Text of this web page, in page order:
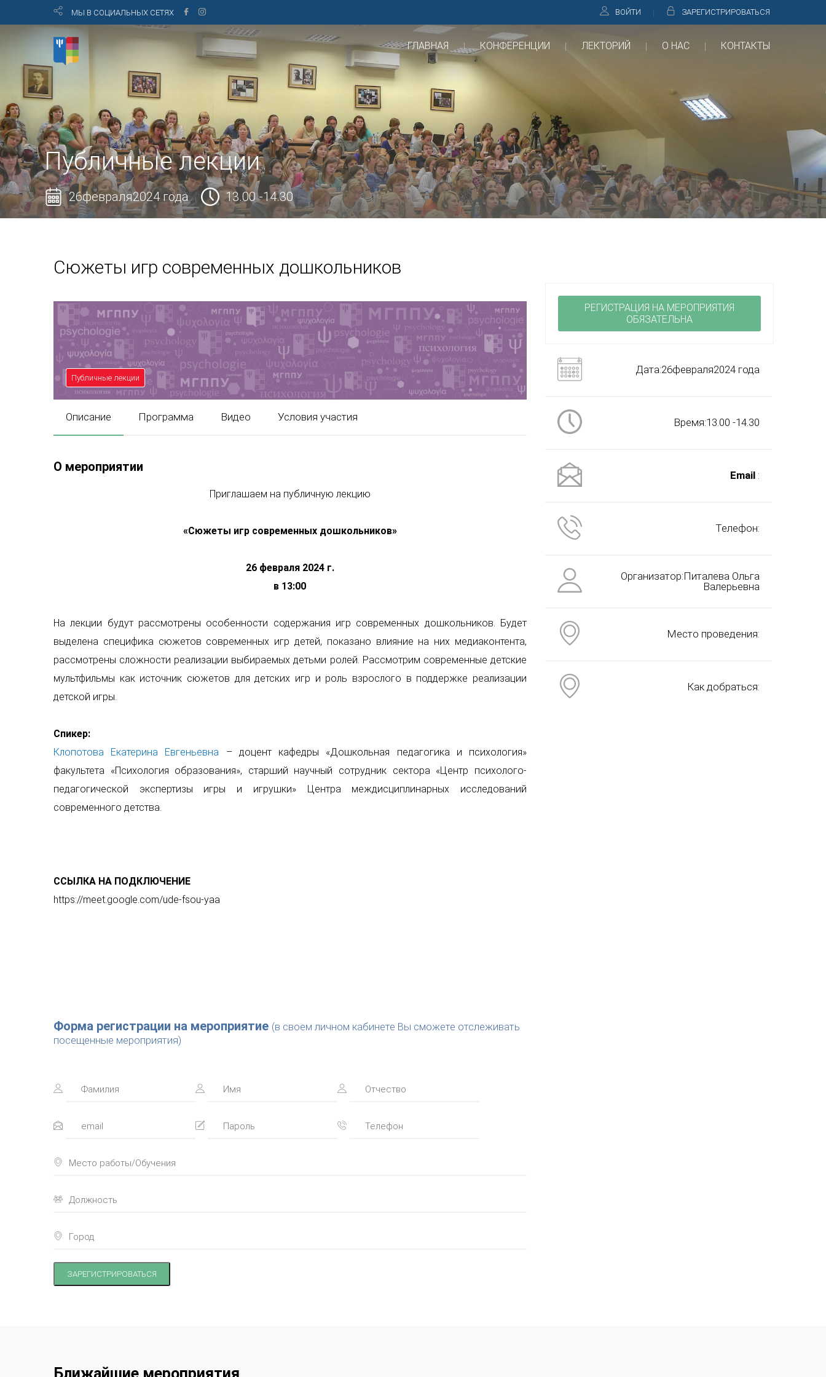
МЫ В СОЦИАЛЬНЫХ СЕТЯХ ВОЙТИ ЗАРЕГИСТРИРОВАТЬСЯ
ГЛАВНАЯ КОНФЕРЕНЦИИ ЛЕКТОРИЙ О НАС КОНТАКТЫ
Публичные лекции
26февраля2024 года 13.00 -14.30
Сюжеты игр современных дошкольников
Публичные лекции
Описание Программа Видео Условия участия
О мероприятии
Приглашаем на публичную лекцию
«Сюжеты игр современных дошкольников»
26 февраля 2024 г.
в 13:00
На лекции будут рассмотрены особенности содержания игр современных дошкольников. Будет
выделена специфика сюжетов современных игр детей, показано влияние на них медиаконтента,
рассмотрены сложности реализации выбираемых детьми ролей. Рассмотрим современные детские
мультфильмы как источник сюжетов для детских игр и роль взрослого в поддержке реализации
детской игры.
Спикер:
Клопотова Екатерина Евгеньевна
– доцент кафедры «Дошкольная педагогика и психология»
факультета «Психология образования», старший научный сотрудник сектора «Центр психолого-
педагогической экспертизы игры и игрушки» Центра междисциплинарных исследований
современного детства.
ССЫЛКА НА ПОДКЛЮЧЕНИЕ
https://meet.google.com/ude-fsou-yaa
Форма регистрации на мероприятие (в своем личном кабинете Вы сможете отслеживать
посещенные мероприятия)
ЗАРЕГИСТРИРОВАТЬСЯ
РЕГИСТРАЦИЯ НА МЕРОПРИЯТИЯ
ОБЯЗАТЕЛЬНА
Дата:26февраля2024 года
Время:13.00 -14.30
Email :
Телефон:
Организатор:Питалева Ольга
Валерьевна
Место проведения:
Как добраться: